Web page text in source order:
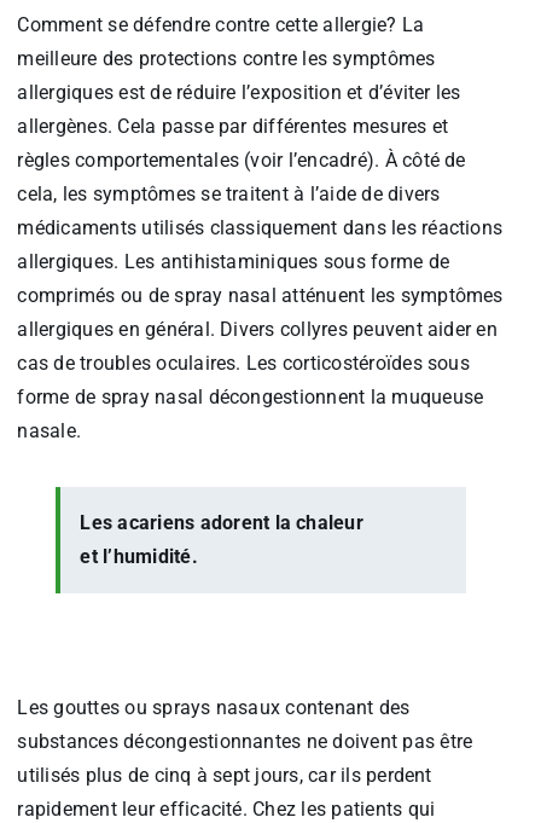
Comment se défendre contre cette allergie? La
meilleure des protections contre les symptômes
allergiques est de réduire l’exposition et d’éviter les
allergènes. Cela passe par différentes mesures et
règles comportementales (voir l’encadré). À côté de
cela, les symptômes se traitent à l’aide de divers
médicaments utilisés classiquement dans les réactions
allergiques. Les antihistaminiques sous forme de
comprimés ou de spray nasal atténuent les symptômes
allergiques en général. Divers collyres peuvent aider en
cas de troubles oculaires. Les corticostéroïdes sous
forme de spray nasal décongestionnent la muqueuse
nasale.
Les acariens adorent la chaleur
et l’humidité.
Les gouttes ou sprays nasaux contenant des
substances décongestionnantes ne doivent pas être
utilisés plus de cinq à sept jours, car ils perdent
rapidement leur efficacité. Chez les patients qui